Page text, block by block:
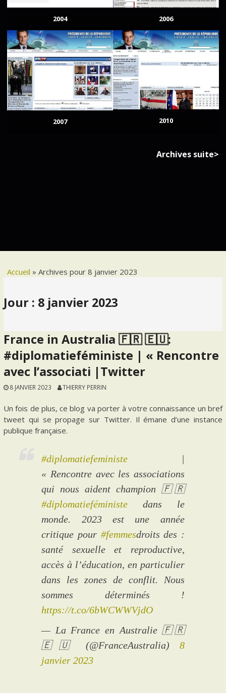
2004 2006
2007 2010
Archives suite>
Accueil »Archives pour 8 janvier 2023
Jour : 8 janvier 2023
France in Australia 🇫🇷 🇪🇺:
#diplomatieféministe | « Rencontre
avec l’associati |Twitter
8 JANVIER 2023 THIERRY PERRIN
Un fois de plus, ce blog va porter à votre connaissance un bref
tweet qui se propage sur Twitter. Il émane d’une instance
publique française.
#diplomatiefeministe |
« Rencontre avec les associations
qui nous aident champion 🇫🇷
#diplomatieféministe dans le
monde. 2023 est une année
critique pour #femmesdroits des :
santé sexuelle et reproductive,
accès à l’éducation, en particulier
dans les zones de conflit. Nous
sommes déterminés !
https://t.co/6bWCWWVjdO
— La France en Australie 🇫🇷
🇪🇺 (@FranceAustralia) 8
janvier 2023